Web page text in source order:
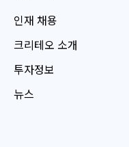
인재 채용
크리테오 소개
투자정보
뉴스